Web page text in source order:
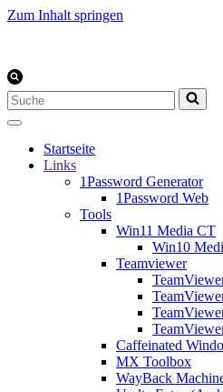
Zum Inhalt springen
Suchen
nach …
Startseite
Links
1Password Generator
1Password Web
Tools
Win11 Media CT
Win10
Teamviewer
Caffeinated
MX Toolbox
WayBack